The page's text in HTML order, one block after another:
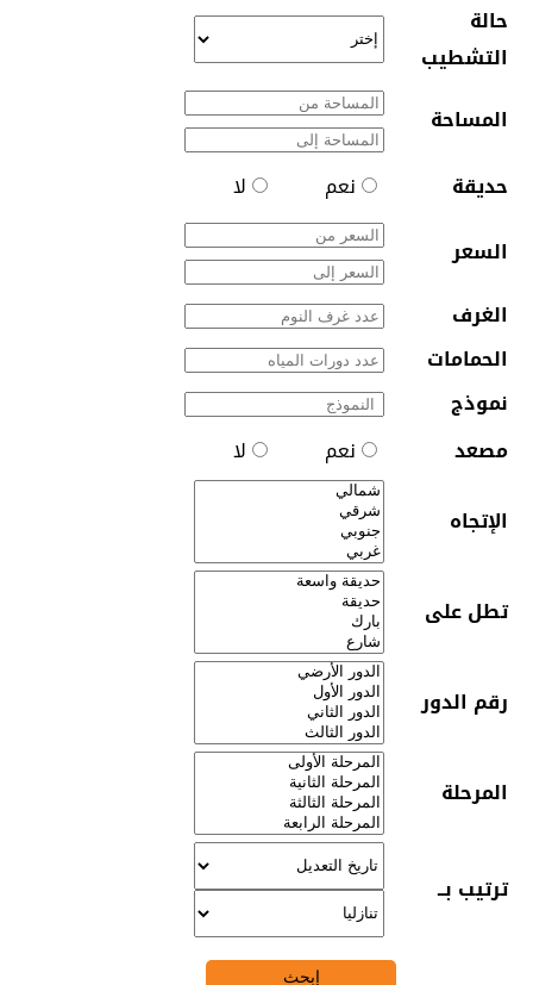
حالة
التشطيب
المساحة
حديقة
نعم
لا
السعر
الغرف
الحمامات
نموذج
مصعد
نعم
لا
الإتجاه
تطل على
رقم الدور
المرحلة
ترتيب بــ